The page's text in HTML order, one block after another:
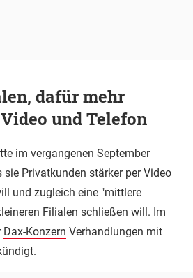
dafür mehr
und Telefon
im vergangenen September
sie Privatkunden stärker per Video
und zugleich eine "mittlere
Filialen schließen will. Im
Dax-Konzern Verhandlungen mit